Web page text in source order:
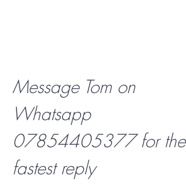
Message Tom on
Whatsapp
07854405377 for the
fastest reply